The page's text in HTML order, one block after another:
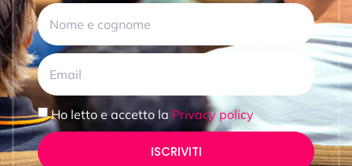
Ho letto e accetto la Privacy policy
ISCRIVITI